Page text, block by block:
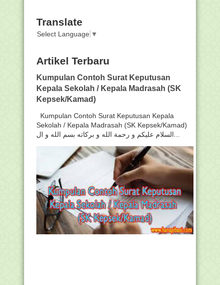
Translate
Select Language ▼
Artikel Terbaru
Kumpulan Contoh Surat Keputusan
Kepala Sekolah / Kepala Madrasah (SK
Kepsek/Kamad)
Kumpulan Contoh Surat Keputusan Kepala
Sekolah / Kepala Madrasah (SK Kepsek/Kamad)